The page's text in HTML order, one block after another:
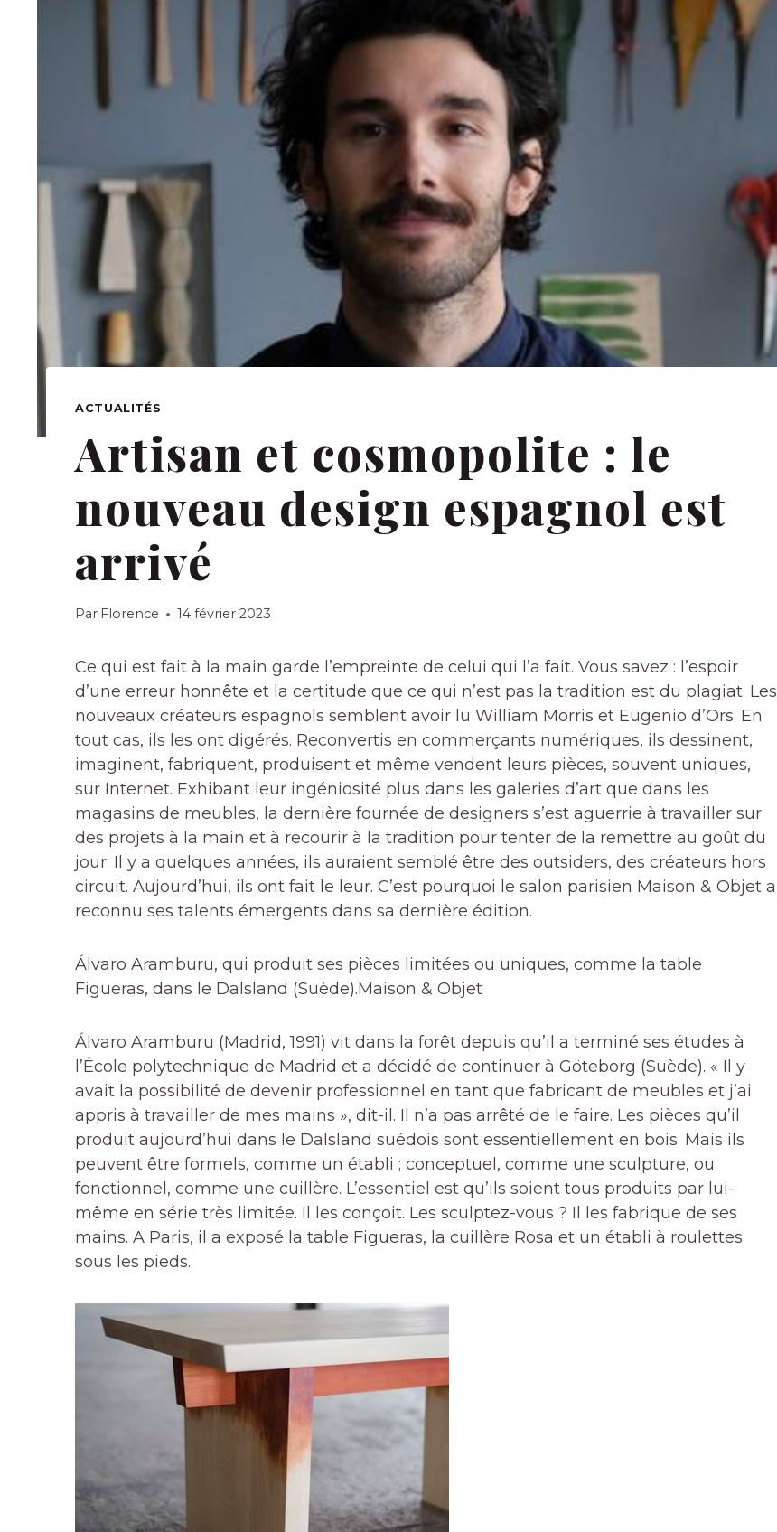
ACTUALITÉS
Artisan et cosmopolite : le
nouveau design espagnol est
arrivé
Par Florence 14 février 2023
Ce qui est fait à la main garde l’empreinte de celui qui l’a fait. Vous savez : l’espoir
d’une erreur honnête et la certitude que ce qui n’est pas la tradition est du plagiat. Les
nouveaux créateurs espagnols semblent avoir lu William Morris et Eugenio d’Ors. En
tout cas, ils les ont digérés. Reconvertis en commerçants numériques, ils dessinent,
imaginent, fabriquent, produisent et même vendent leurs pièces, souvent uniques,
sur Internet. Exhibant leur ingéniosité plus dans les galeries d’art que dans les
magasins de meubles, la dernière fournée de designers s’est aguerrie à travailler sur
des projets à la main et à recourir à la tradition pour tenter de la remettre au goût du
jour. Il y a quelques années, ils auraient semblé être des outsiders, des créateurs hors
circuit. Aujourd’hui, ils ont fait le leur. C’est pourquoi le salon parisien Maison & Objet a
reconnu ses talents émergents dans sa dernière édition.
Álvaro Aramburu, qui produit ses pièces limitées ou uniques, comme la table
Figueras, dans le Dalsland (Suède).Maison & Objet
Álvaro Aramburu (Madrid, 1991) vit dans la forêt depuis qu’il a terminé ses études à
l’École polytechnique de Madrid et a décidé de continuer à Göteborg (Suède). « Il y
avait la possibilité de devenir professionnel en tant que fabricant de meubles et j’ai
appris à travailler de mes mains », dit-il. Il n’a pas arrêté de le faire. Les pièces qu’il
produit aujourd’hui dans le Dalsland suédois sont essentiellement en bois. Mais ils
peuvent être formels, comme un établi ; conceptuel, comme une sculpture, ou
fonctionnel, comme une cuillère. L’essentiel est qu’ils soient tous produits par lui-
même en série très limitée. Il les conçoit. Les sculptez-vous ? Il les fabrique de ses
mains. A Paris, il a exposé la table Figueras, la cuillère Rosa et un établi à roulettes
sous les pieds.